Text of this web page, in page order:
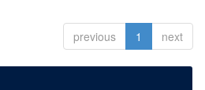
previous 1 next